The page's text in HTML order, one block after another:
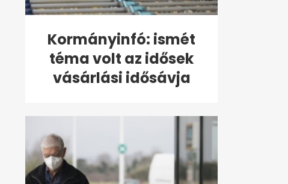
Kormányinfó: ismét
téma volt az idősek
vásárlási idősávja